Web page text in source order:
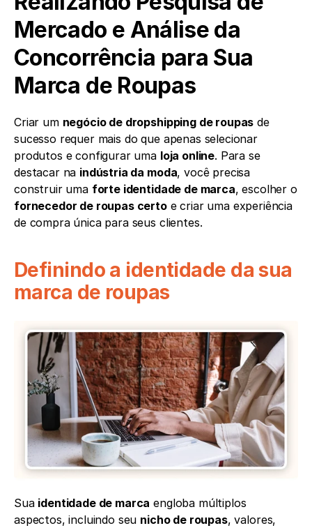
Mercado e Análise da
Concorrência para Sua
Marca de Roupas
Criar um negócio de dropshipping de roupas de
sucesso requer mais do que apenas selecionar
produtos e configurar uma loja online. Para se
destacar na indústria da moda, você precisa
construir uma forte identidade de marca
fornecedor de roupas certo e criar uma experiência
de compra única para seus clientes.
Definindo a identidade da sua
marca de roupas
Sua identidade de marca engloba múltiplos
aspectos, incluindo seu nicho de roupas, valores,